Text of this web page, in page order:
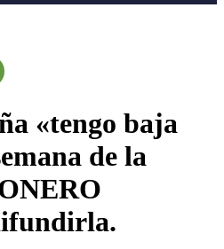
del texto
A A
«tengo baja
de la